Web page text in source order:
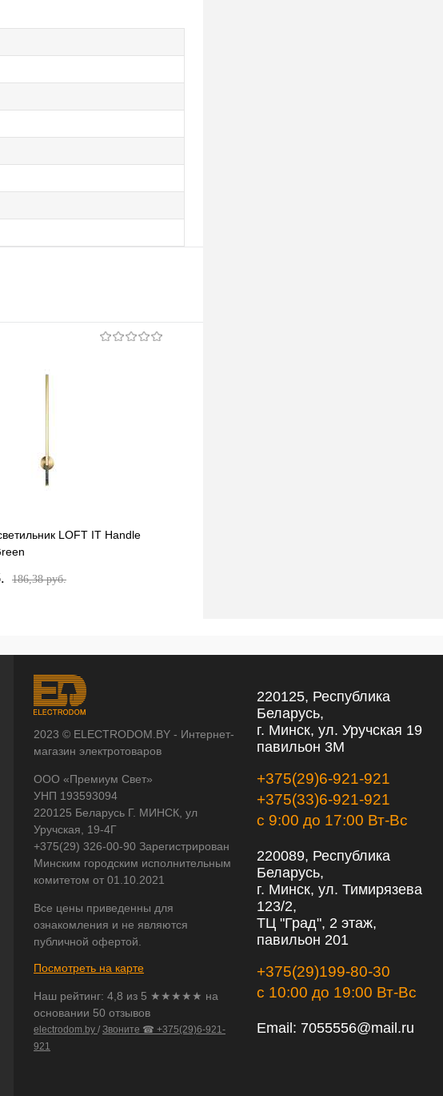
LOFT IT Handle
186,38 pуб.
2023 © ELECTRODOM.BY - Интернет-
магазин электротоваров
ООО «Премиум Свет»
УНП 193593094
220125 Беларусь Г. МИНСК, ул
Уручская, 19-4Г
+375(29) 326-00-90 Зарегистрирован
Минским городским исполнительным
комитетом от 01.10.2021
Все цены приведенны для
ознакомления и не являются
публичной офертой.
Посмотреть на карте
Наш рейтинг: 4,8 из 5 ★★★★★ на
основании 50 отзывов
electrodom.by / Звоните ☎ +375(29)6-921-
921
220125, Республика
Беларусь,
г. Минск, ул. Уручская 19
павильон 3М
+375(29)6-921-921
+375(33)6-921-921
с 9:00 до 17:00 Вт-Вс
220089, Республика
Беларусь,
г. Минск, ул. Тимирязева
123/2,
ТЦ "Град", 2 этаж,
павильон 201
+375(29)199-80-30
с 10:00 до 19:00 Вт-Вс
Email: 7055556@mail.ru